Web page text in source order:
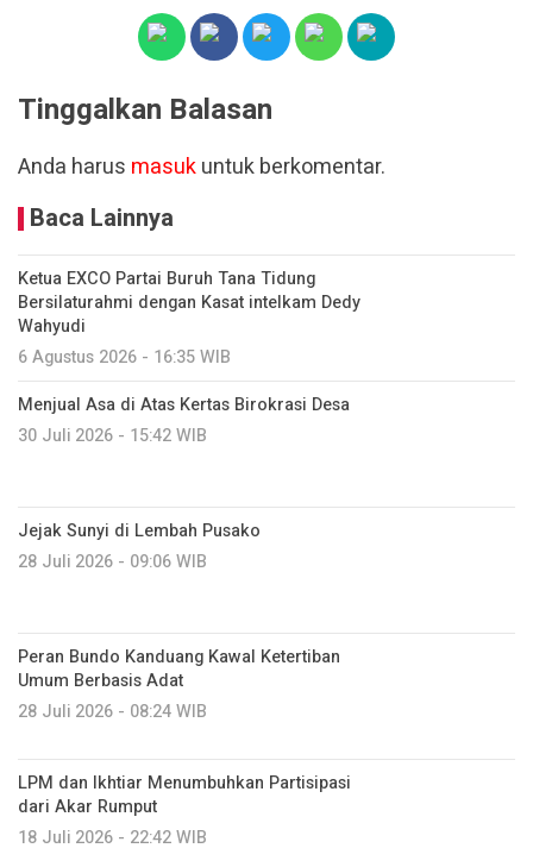
Tinggalkan Balasan
Anda harus masukuntuk berkomentar.
Baca Lainnya
Ketua EXCO Partai Buruh Tana Tidung
Bersilaturahmi dengan Kasat intelkam Dedy
Wahyudi
6 Agustus 2026 - 16:35 WIB
Menjual Asa di Atas Kertas Birokrasi Desa
30 Juli 2026 - 15:42 WIB
Jejak Sunyi di Lembah Pusako
28 Juli 2026 - 09:06 WIB
Peran Bundo Kanduang Kawal Ketertiban
Umum Berbasis Adat
28 Juli 2026 - 08:24 WIB
LPM dan Ikhtiar Menumbuhkan Partisipasi
dari Akar Rumput
18 Juli 2026 - 22:42 WIB